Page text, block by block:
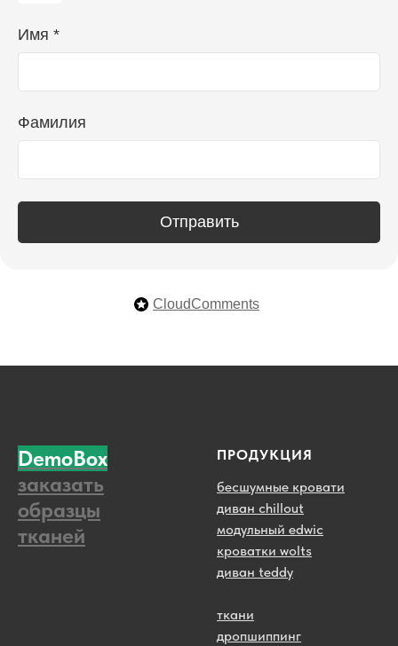
Имя *
Фамилия
Отправить
CloudComments
DemoBox
заказать
образцы
тканей
ПРОДУКЦИЯ
бесшумные кровати
диван chillout
модульный edwic
кроватки wolts
диван teddy
ткани
дропшиппинг